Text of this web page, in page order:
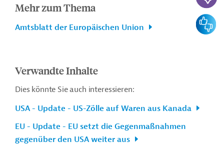
Mehr zum Thema
Amtsblatt der Europäischen Union
Verwandte Inhalte
Dies könnte Sie auch interessieren:
USA - Update - US-Zölle auf Waren aus Kanada
EU - Update - EU setzt die Gegenmaßnahmen
gegenüber den USA weiter aus